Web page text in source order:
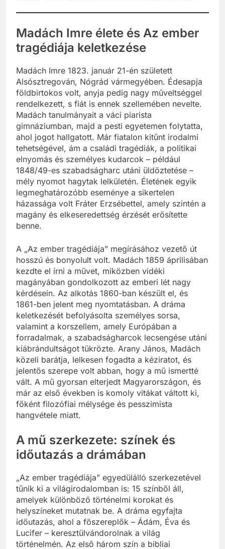
Madách Imre élete és Az ember
tragédiája keletkezése
Madách Imre 1823. január 21-én született
Alsósztregován, Nógrád vármegyében. Édesapja
földbirtokos volt, anyja pedig nagy műveltséggel
rendelkezett, s fiát is ennek szellemében nevelte.
Madách tanulmányait a váci piarista
gimnáziumban, majd a pesti egyetemen folytatta,
ahol jogot hallgatott. Már fiatalon kitűnt irodalmi
tehetségével, ám a családi tragédiák, a politikai
elnyomás és személyes kudarcok – például
1848/49-es szabadságharc utáni üldöztetése –
mély nyomot hagytak lelkületén. Életének egyik
legmeghatározóbb eseménye a sikertelen
házassága volt Fráter Erzsébettel, amely szintén a
magány és elkeseredettség érzését erősítette
benne.
A „Az ember tragédiája” megírásához vezető út
hosszú és bonyolult volt. Madách 1859 áprilisában
kezdte el írni a művet, miközben vidéki
magányában gondolkozott az emberi lét nagy
kérdésein. Az alkotás 1860-ban készült el, és
1861-ben jelent meg nyomtatásban. A dráma
keletkezését befolyásolta személyes sorsa,
valamint a korszellem, amely Európában a
forradalmak, a szabadságharcok lecsengése utáni
kiábrándultságot tükrözte. Arany János, Madách
közeli barátja, lelkesen fogadta a kéziratot, és
jelentős szerepe volt abban, hogy a mű ismertté
vált. A mű gyorsan elterjedt Magyarországon, és
már az első években is komoly vitákat váltott ki,
főként filozófiai mélysége és pesszimista
hangvétele miatt.
A mű szerkezete: színek és
időutazás a drámában
„Az ember tragédiája” egyedülálló szerkezetével
tűnik ki a világirodalomban is: 15 színből áll,
amelyek különböző történelmi korokat és
helyszíneket mutatnak be. A dráma egyfajta
időutazás, ahol a főszereplők – Ádám, Éva és
Lucifer – keresztülvándorolnak a világ
történelmén. Az első három szín a bibliai